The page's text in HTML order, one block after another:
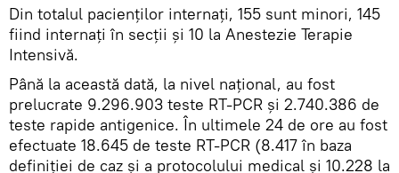
Din totalul pacienților internați, 155 sunt minori, 145
fiind internați în secții și 10 la Anestezie Terapie
Intensivă.
Până la această dată, la nivel național, au fost
prelucrate 9.296.903 teste RT-PCR și 2.740.386 de
teste rapide antigenice. În ultimele 24 de ore au fost
efectuate 18.645 de teste RT-PCR (8.417 în baza
definiției de caz și a protocolului medical și 10.228 la